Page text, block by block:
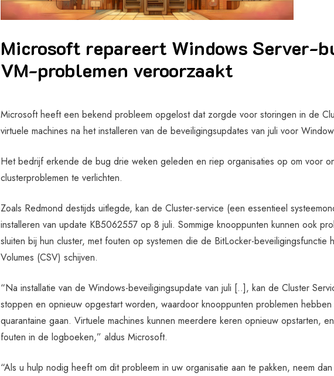
Microsoft repareert Windows Server-
VM-problemen veroorzaakt
Microsoft heeft een bekend probleem opgelost dat zorgde voor storingen in de
virtuele machines na het installeren van de beveiligingsupdates van juli voor
Het bedrijf erkende de bug drie weken geleden en riep organisaties op om voor
clusterproblemen te verlichten.
Zoals Redmond destijds uitlegde, kan de Cluster-service (een essentieel
installeren van update KB5062557 op 8 juli. Sommige knooppunten kunnen ook
sluiten bij hun cluster, met fouten op systemen die de BitLocker-
Volumes (CSV) schijven.
“Na installatie van de Windows-beveiligingsupdate van juli [..], kan de Cluster
stoppen en opnieuw opgestart worden, waardoor knooppunten problemen
quarantaine gaan. Virtuele machines kunnen meerdere keren opnieuw opstarten,
fouten in de logboeken,” aldus Microsoft.
“Als u hulp nodig heeft om dit probleem in uw organisatie aan te pakken, neem